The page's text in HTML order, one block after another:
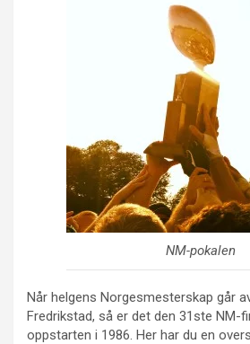
NM-pokalen
Når helgens Norgesmesterskap går
Fredrikstad, så er det den 31ste NM-
oppstarten i 1986. Her har du en